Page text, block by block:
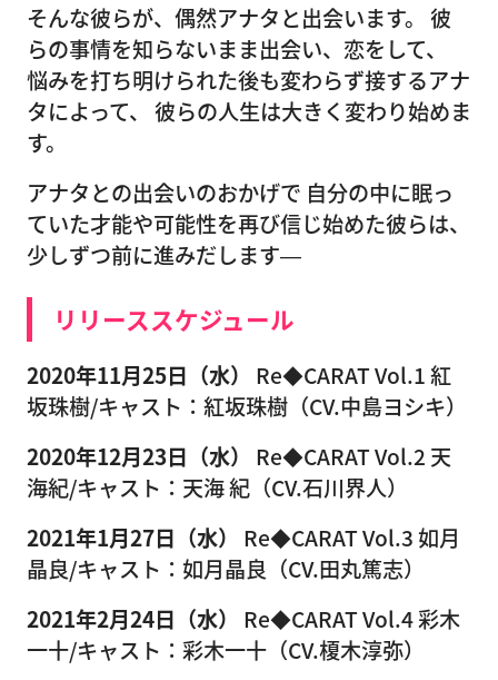
そんな彼らが、偶然アナタと出会います。 彼
らの事情を知らないまま出会い、恋をして、
悩みを打ち明けられた後も変わらず接するアナ
タによって、 彼らの人生は大きく変わり始めま
す。
アナタとの出会いのおかげで 自分の中に眠っ
ていた才能や可能性を再び信じ始めた彼らは、
少しずつ前に進みだします―
リリーススケジュール
2020年11月25日（水）
Re◆CARAT Vol.1 紅
坂珠樹/キャスト：紅坂珠樹（CV.中島ヨシキ）
2020年12月23日（水）
Re◆CARAT Vol.2 天
海紀/キャスト：天海 紀（CV.石川界人）
2021年1月27日（水）
Re◆CARAT Vol.3 如月
晶良/キャスト：如月晶良（CV.田丸篤志）
2021年2月24日（水）
Re◆CARAT Vol.4 彩木
一十/キャスト：彩木一十（CV.榎木淳弥）